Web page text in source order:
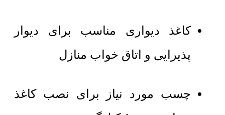
کاغذ دیواری مناسب برای دیوار
پذیرایی و اتاق خواب منازل
چسب مورد نیاز برای نصب کاغذ